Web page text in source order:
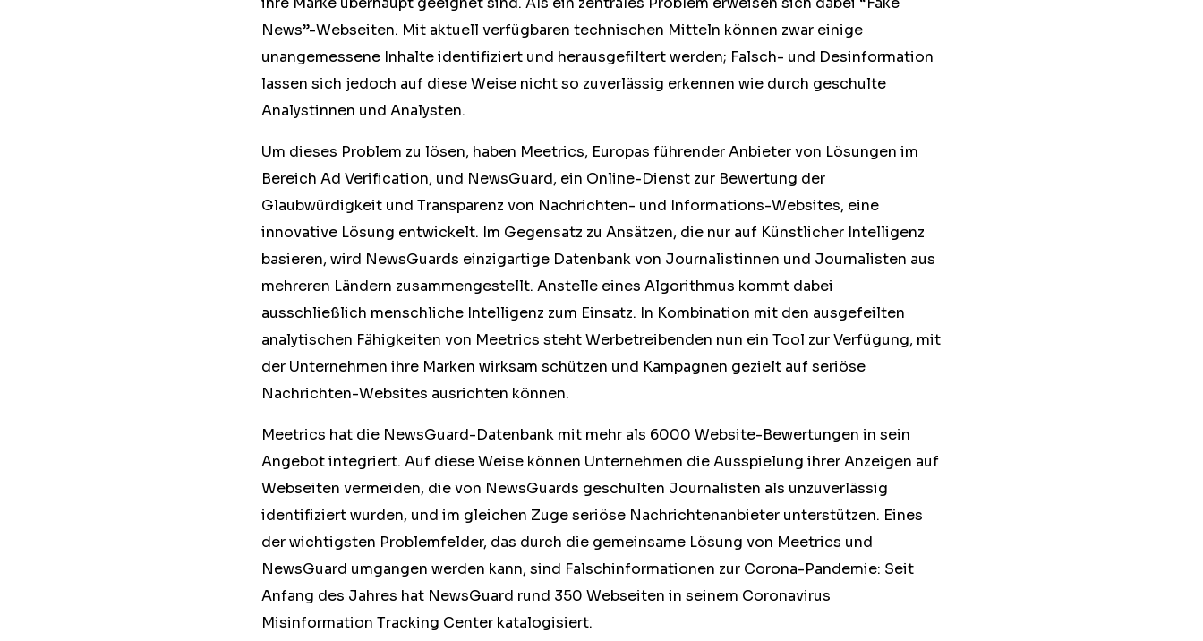
News”-Webseiten. Mit aktuell verfügbaren technischen Mitteln können zwar einige
unangemessene Inhalte identifiziert und herausgefiltert werden; Falsch- und Desinformation
lassen sich jedoch auf diese Weise nicht so zuverlässig erkennen wie durch geschulte
Analystinnen und Analysten.
Um dieses Problem zu lösen, haben Meetrics, Europas führender Anbieter von Lösungen im
Bereich Ad Verification, und NewsGuard, ein Online-Dienst zur Bewertung der
Glaubwürdigkeit und Transparenz von Nachrichten- und Informations-Websites, eine
innovative Lösung entwickelt. Im Gegensatz zu Ansätzen, die nur auf Künstlicher Intelligenz
basieren, wird NewsGuards einzigartige Datenbank von Journalistinnen und Journalisten aus
mehreren Ländern zusammengestellt. Anstelle eines Algorithmus kommt dabei
ausschließlich menschliche Intelligenz zum Einsatz. In Kombination mit den ausgefeilten
analytischen Fähigkeiten von Meetrics steht Werbetreibenden nun ein Tool zur Verfügung, mit
der Unternehmen ihre Marken wirksam schützen und Kampagnen gezielt auf seriöse
Nachrichten-Websites ausrichten können.
Meetrics hat die NewsGuard-Datenbank mit mehr als 6000 Website-Bewertungen in sein
Angebot integriert. Auf diese Weise können Unternehmen die Ausspielung ihrer Anzeigen auf
Webseiten vermeiden, die von NewsGuards geschulten Journalisten als unzuverlässig
identifiziert wurden, und im gleichen Zuge seriöse Nachrichtenanbieter unterstützen. Eines
der wichtigsten Problemfelder, das durch die gemeinsame Lösung von Meetrics und
NewsGuard umgangen werden kann, sind Falschinformationen zur Corona-Pandemie: Seit
Anfang des Jahres hat NewsGuard rund 350 Webseiten in seinem Coronavirus
Misinformation Tracking Center katalogisiert.